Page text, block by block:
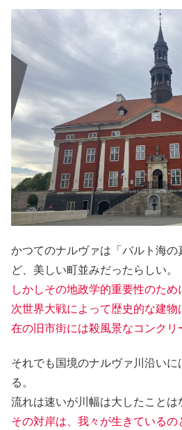
かつてのナルヴァは「バルト海の
ど、美しい町並みだったらしい。
しかしその地政学的重要性のた
次世界大戦によって歴史的な建
在の旧市街には殺風景なコンクリ
それでも国境のナルヴァ川沿い
る。
流れは速いが川幅は大したことは
その対岸は、我々が生きているの